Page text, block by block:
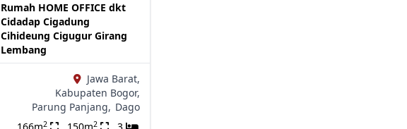
Rumah HOME OFFICE dkt
Cidadap Cigadung
Cihideung Cigugur Girang
Lembang
Jawa Barat,
Kabupaten Bogor,
Parung Panjang, Dago
2 2